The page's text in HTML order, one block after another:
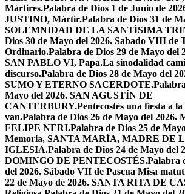
Mártires.Palabra de Dios 1 de Junio de
JUSTINO, Mártir.Palabra de Dios 31 de
SOLEMNIDAD DE LA SANTÍSIMA
Dios 30 de Mayo del 2026. Sabado VIII de
Ordinario.Palabra de Dios 29 de Mayo del
SAN PABLO VI, Papa.La sinodalidad
discurso.Palabra de Dios 28 de Mayo del
SUMO Y ETERNO SACERDOTE.
Mayo del 2026. SAN AGUSTÍN DE
CANTERBURY.Pentecostés una fiesta a
van.Palabra de Dios 26 de Mayo del 2026.
FELIPE NERI.Palabra de Dios 25 de
Memoria, SANTA MARÍA, MADRE DE
IGLESIA.Palabra de Dios 24 de Mayo del
DOMINGO DE PENTECOSTÉS.Palabra
del 2026. Sábado VII de Pascua Misa
22 de Mayo de 2026. SANTA RITA DE